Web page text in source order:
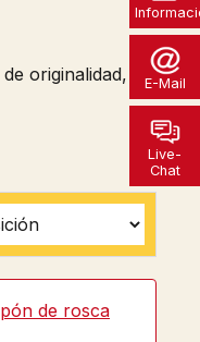
E-Mail
Live-
Chat
originalidad,